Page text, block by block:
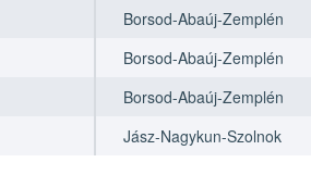
Borsod-Abaúj-Zemplén
Borsod-Abaúj-Zemplén
Borsod-Abaúj-Zemplén
Jász-Nagykun-Szolnok